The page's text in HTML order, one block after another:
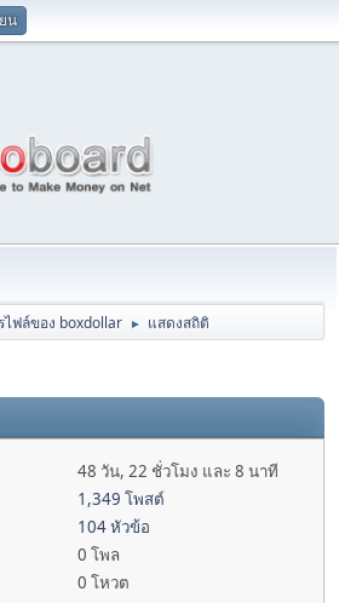
น
ไฟล์ของ boxdollar ► แสดงสถิติ
48 วัน, 22 ชั่วโมง และ 8 นาที
1,349 โพสต์
104 หัวข้อ
0 โพล
0 โหวต